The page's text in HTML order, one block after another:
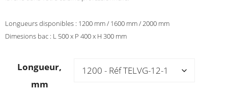
Longueurs disponibles : 1200 mm / 1600 mm / 2000 mm
Dimesions bac : L 500 x P 400 x H 300 mm
Longueur,
mm